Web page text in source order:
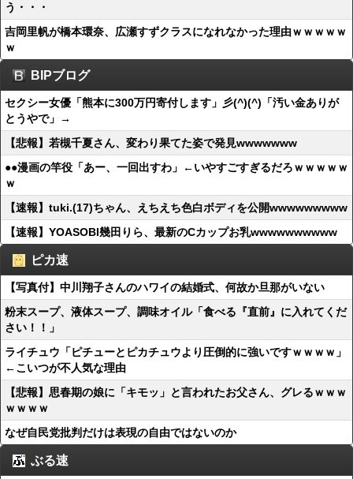
う・・・
吉岡里帆が橋本環奈、広瀬すずクラスになれなかった理由ｗｗｗｗｗ
ｗ
BIPブログ
セクシー女優「熊本に300万円寄付します」彡(^)(^)「汚い金ありが
とうやで」→
【悲報】若槻千夏さん、変わり果てた姿で発見wwwwwww
●●漫画の竿役「あー、一回出すわ」←いやすごすぎるだろｗｗｗｗｗ
ｗ
【速報】tuki.(17)ちゃん、えちえち色白ボディを公開wwwwwwwww
【速報】YOASOBI幾田りら、最新のCカップお乳wwwwwwwwww
ピカ速
【写真付】中川翔子さんのハワイの結婚式、何故か旦那がいない
粉末スープ、液体スープ、調味オイル「食べる『直前』に入れてくだ
さい！！」
ライチュウ「ピチューとピカチュウより圧倒的に強いですｗｗｗｗ」
←こいつが不人気な理由
【悲報】思春期の娘に「キモッ」と言われたお父さん、グレるｗｗｗ
ｗｗｗｗ
なぜ自民党批判だけは表現の自由ではないのか
ぶる速